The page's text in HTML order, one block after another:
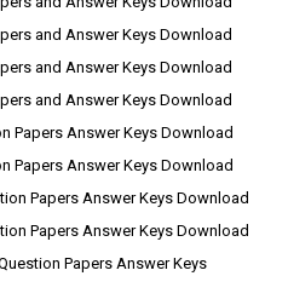
and Answer Keys Download
and Answer Keys Download
and Answer Keys Download
Papers Answer Keys Download
Papers Answer Keys Download
Papers Answer Keys Download
Papers Answer Keys Download
Papers Answer Keys